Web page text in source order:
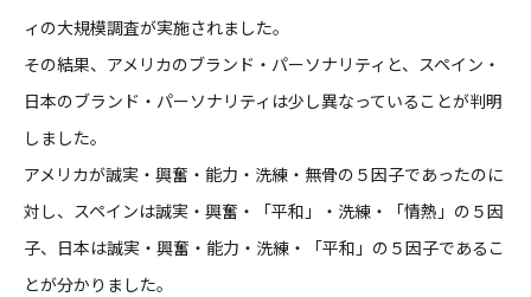
ィの大規模調査が実施されました。
その結果、アメリカのブランド・パーソナリティと、スペイン・
日本のブランド・パーソナリティは少し異なっていることが判明
しました。
アメリカが誠実・興奮・能力・洗練・無骨の５因子であったのに
対し、スペインは誠実・興奮・「平和」・洗練・「情熱」の５因
子、日本は誠実・興奮・能力・洗練・「平和」の５因子であるこ
とが分かりました。